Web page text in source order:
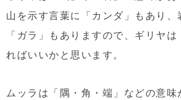
山を示す言葉に「カンダ」もあり
「ガラ」もありますので、ギリヤ
ればいいかと思います。
ムッラは「隅・角・端」などの意味